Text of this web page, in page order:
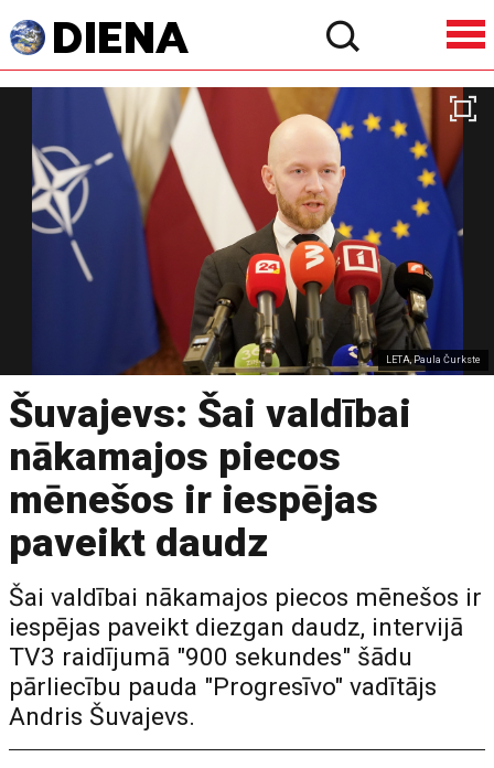
LETA, Paula Čurkste
Šuvajevs: Šai valdībai
nākamajos piecos
mēnešos ir iespējas
paveikt daudz
Šai valdībai nākamajos piecos mēnešos ir
iespējas paveikt diezgan daudz, intervijā
TV3 raidījumā "900 sekundes" šādu
pārliecību pauda "Progresīvo" vadītājs
Andris Šuvajevs.